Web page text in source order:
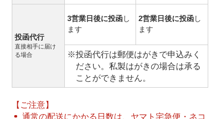
投函代行
直接相手に届け
る場合
3営業日後に投函し
ます
2営業日後に投函し
ます
※投函代行は郵便はがきで申込みく
ださい。私製はがきの場合は承る
ことができません。
【ご注意】
通常の配送にかかる日数は、ヤマト宅急便・ネコ